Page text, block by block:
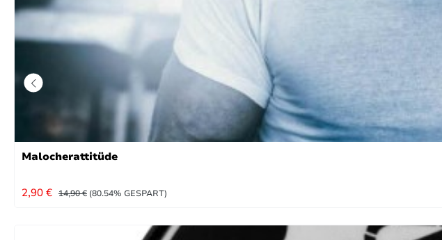
Malocherattitüde
VERKAUFSPREIS:
2,90 € REGULÄRER PREIS:
14,90 € (80.54% GESPART)